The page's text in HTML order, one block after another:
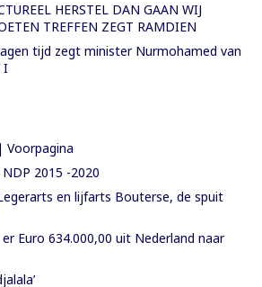
HERSTEL DAN GAAN WIJ
TREFFEN ZEGT RAMDIEN
tijd zegt minister Nurmohamed van
I
Voorpagina
2015 -2020
en lijfarts Bouterse, de spuit
Euro 634.000,00 uit Nederland naar